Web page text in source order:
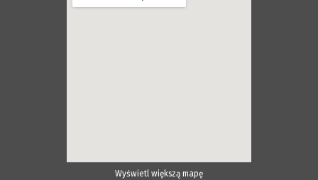
Wyświetl większą mapę